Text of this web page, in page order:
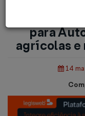
para
agrícolas e
14